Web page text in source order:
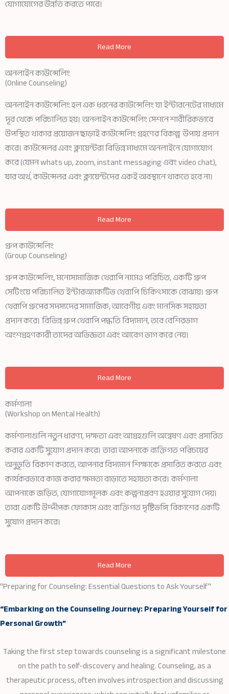
যোগাযোগের উন্নতি করতে পারে।
Read More
অনলাইন কাউন্সেলিং
(Online Counseling)
অনলাইন কাউন্সেলিং হল এক ধরনের কাউন্সেলিং যা ইন্টারনেটের মাধ্যমে
দূর থেকে পরিচালিত হয়। অনলাইন কাউন্সেলিং সেশনে শারীরিকভাবে
উপস্থিত থাকার প্রয়োজন ছাড়াই কাউন্সেলিং গ্রহণের বিকল্প উপায় প্রদান
করে। কাউন্সেলর এবং ক্লায়েন্টরা বিভিন্ন মাধ্যমে অনলাইনে যোগাযোগ
করে (যেমন whats up, zoom, instant messaging এবং video chat),
যার অর্থ, কাউন্সেলর এবং ক্লায়েন্টদের একই অবস্থানে থাকতে হবে না।
Read More
গ্রুপ কাউন্সেলিং
(Group Counseling)
গ্রুপ কাউন্সেলিং, মনোসামাজিক থেরাপি নামেও পরিচিত, একটি গ্রুপ
সেটিংয়ে পরিচালিত ইন্টারঅ্যাকটিভ থেরাপি চিকিৎসাকে বোঝায়। গ্রুপ
থেরাপি গ্রুপের সদস্যদের সামাজিক, আবেগীয় এবং মানসিক সহায়তা
প্রদান করে। বিভিন্ন গ্রুপ থেরাপি পদ্ধতি বিদ্যমান, তবে বেশিরভাগ
অংশগ্রহণকারী তাদের অভিজ্ঞতা এবং আবেগ ভাগ করে নেয়।
Read More
কর্মশালা
(Workshop on Mental Health)
কর্মশালাগুলি নতুন ধারণা, দক্ষতা এবং আগ্রহগুলি অন্বেষণ এবং প্রসারিত
করার একটি সুযোগ প্রদান করে। তারা আপনাকে ব্যক্তিগত পরিচয়ের
অনুভূতি বিকাশ করতে, আপনার বিদ্যমান শিক্ষাকে প্রসারিত করতে এবং
কার্যকরভাবে কাজ করার ক্ষমতা বাড়াতে সহায়তা করে। কর্মশালা
আপনাকে জড়িত, যোগাযোগমূলক এবং কল্পনাপ্রবণ হওয়ার সুযোগ দেয়।
তারা একটি উদ্দীপক ফোকাস এবং ব্যক্তিগত দৃষ্টিভঙ্গি বিকাশের একটি
সুযোগ প্রদান করে।
Read More
"Preparing for Counseling: Essential Questions to Ask Yourself"
“Embarking on the Counseling Journey: Preparing Yourself for
Personal Growth”
Taking the first step towards counseling is a significant milestone
on the path to self-discovery and healing. Counseling, as a
therapeutic process, often involves introspection and discussing